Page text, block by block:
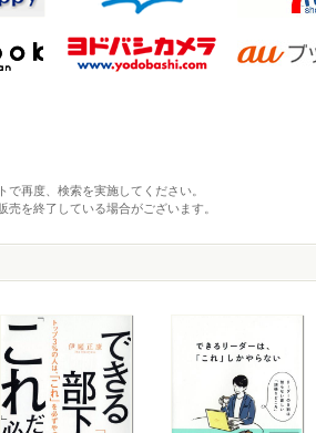
再度、検索を実施してください。
を終了している場合がございます。